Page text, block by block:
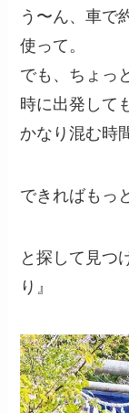
う〜ん、車で
使って。
でも、ちょっ
時に出発して
かなり混む時
できればもっ
と探して見つ
り』